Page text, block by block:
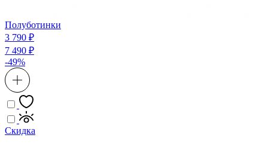
Полуботинки
3 790 ₽
7 490 ₽
-49%
Скидка